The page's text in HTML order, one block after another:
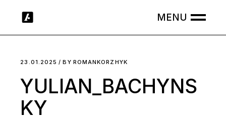
23.01.2025 BY ROMANKORZHYK
YULIAN_BACHYNS
KY